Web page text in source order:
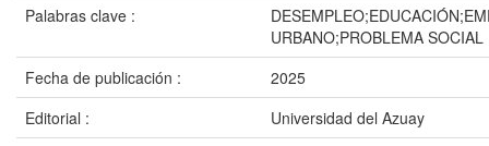
Palabras clave :
URBANO;PROBLEMA SOCIAL
Fecha de publicación :
2025
Editorial :
Universidad del Azuay